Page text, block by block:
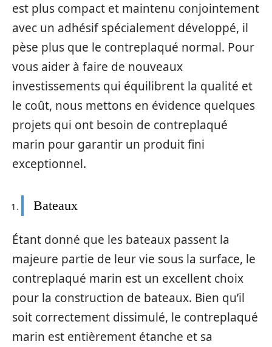
est plus compact et maintenu conjointement
avec un adhésif spécialement développé, il
pèse plus que le contreplaqué normal. Pour
vous aider à faire de nouveaux
investissements qui équilibrent la qualité et
le coût, nous mettons en évidence quelques
projets qui ont besoin de contreplaqué
marin pour garantir un produit fini
exceptionnel.
Bateaux
Étant donné que les bateaux passent la
majeure partie de leur vie sous la surface, le
contreplaqué marin est un excellent choix
pour la construction de bateaux. Bien qu’il
soit correctement dissimulé, le contreplaqué
marin est entièrement étanche et sa